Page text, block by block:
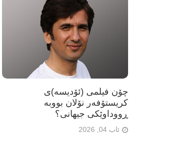
چۆن فیلمی (ئۆدیسە)ی
کریستۆفەر نۆلان بووبە
ڕووداوێکی جیهانی؟
ئاب 04, 2026